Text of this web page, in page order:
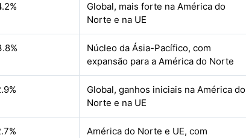
Global, mais forte na América do
Norte e na UE
Núcleo da Ásia-Pacífico, com
expansão para a América do Norte
Global, ganhos iniciais na América do
Norte e na UE
América do Norte e UE, com